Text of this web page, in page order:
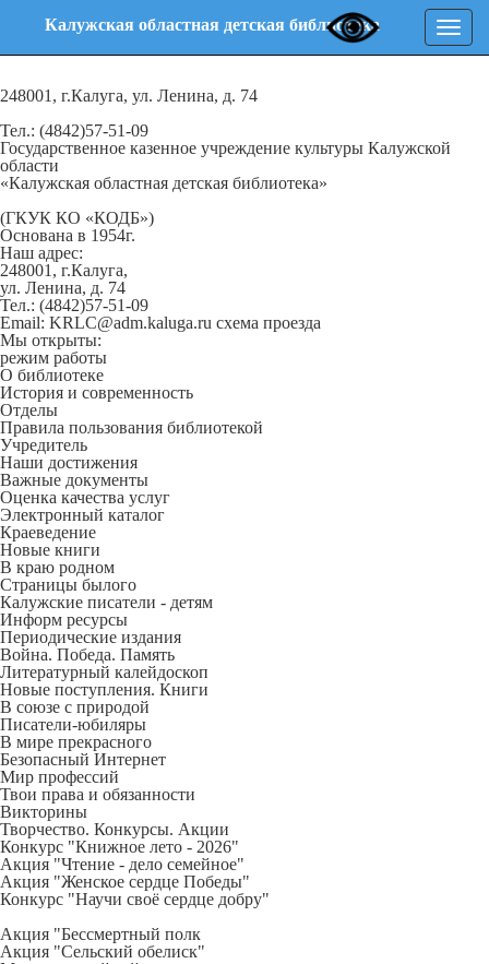
Калужская областная детская библиотека
248001, г.Калуга, ул. Ленина, д. 74
Тел.: (4842)57-51-09
Государственное казенное учреждение культуры Калужской
области
«Калужская областная детская библиотека»
(ГКУК КО «КОДБ»)
Основана в 1954г.
Наш адрес:
248001, г.Калуга,
ул. Ленина, д. 74
Тел.: (4842)57-51-09
Email: KRLC@adm.kaluga.ru схема проезда
Мы открыты:
режим работы
О библиотеке
История и современность
Отделы
Правила пользования библиотекой
Учредитель
Наши достижения
Важные документы
Оценка качества услуг
Электронный каталог
Краеведение
Новые книги
В краю родном
Страницы былого
Калужские писатели - детям
Информ ресурсы
Периодические издания
Война. Победа. Память
Литературный калейдоскоп
Новые поступления. Книги
В союзе с природой
Писатели-юбиляры
В мире прекрасного
Безопасный Интернет
Мир профессий
Твои права и обязанности
Викторины
Творчество. Конкурсы. Акции
Конкурс "Книжное лето - 2026"
Акция "Чтение - дело семейное"
Акция "Женское сердце Победы"
Конкурс "Научи своё сердце добру"
Акция "Бессмертный полк
Акция "Сельский обелиск"